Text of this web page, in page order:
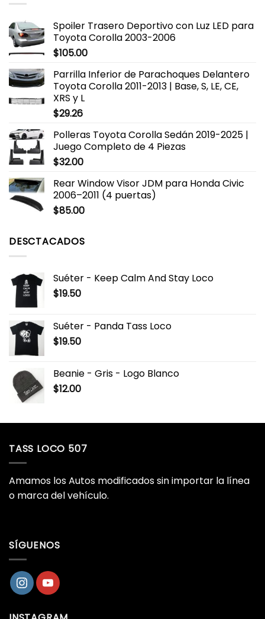
Spoiler Trasero Deportivo con Luz LED para
Toyota Corolla 2003-2006
$105.00
Parrilla Inferior de Parachoques Delantero
Toyota Corolla 2011-2013 | Base, S, LE, CE,
XRS y L
$29.26
Polleras Toyota Corolla Sedán 2019-2025 |
Juego Completo de 4 Piezas
$32.00
Rear Window Visor JDM para Honda Civic
2006–2011 (4 puertas)
$85.00
DESCTACADOS
Suéter - Keep Calm And Stay Loco
$19.50
Suéter - Panda Tass Loco
$19.50
Beanie - Gris - Logo Blanco
$12.00
TASS LOCO 507
Amamos los Autos modificados sin importar la línea
o marca del vehículo.
SÍGUENOS